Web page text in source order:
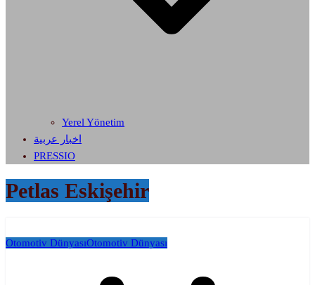
Yerel Yönetim
اخبار عربية
PRESSIO
Petlas Eskişehir
Otomotiv DünyasıOtomotiv Dünyası